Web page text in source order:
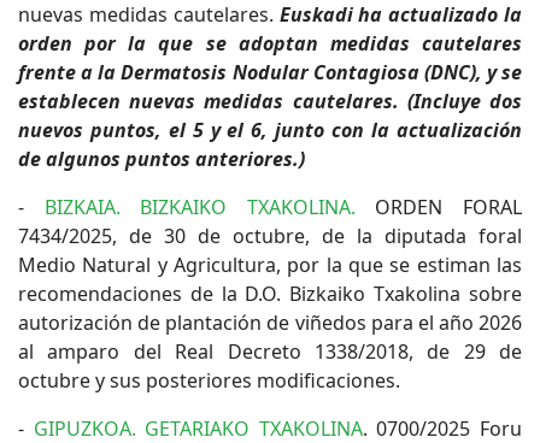
nuevas medidas cautelares. Euskadi ha actualizado la
orden por la que se adoptan medidas cautelares
frente a la Dermatosis Nodular Contagiosa (DNC), y se
establecen nuevas medidas cautelares. (Incluye dos
nuevos puntos, el 5 y el 6, junto con la actualización
de algunos puntos anteriores.)
- BIZKAIA. BIZKAIKO TXAKOLINA. ORDEN FORAL
7434/2025, de 30 de octubre, de la diputada foral
Medio Natural y Agricultura, por la que se estiman las
recomendaciones de la D.O. Bizkaiko Txakolina sobre
autorización de plantación de viñedos para el año 2026
al amparo del Real Decreto 1338/2018, de 29 de
octubre y sus posteriores modificaciones.
- GIPUZKOA. GETARIAKO TXAKOLINA. 0700/2025 Foru